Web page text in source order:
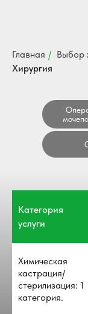
Главная / Выбор
Хирургия
Категория
услуги
Химическая
кастрация/
стерилизация: 1
категория.